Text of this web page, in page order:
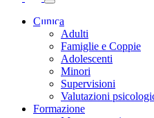
Clinica
Adulti
Famiglie e Coppie
Adolescenti
Minori
Supervisioni
Valutazioni
Formazione